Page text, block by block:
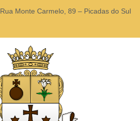
Rua Monte Carmelo, 89 – Picadas do Sul